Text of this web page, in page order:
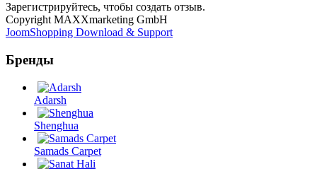
Зарегистрируйтесь, чтобы создать отзыв.
Copyright MAXXmarketing GmbH
JoomShopping Download & Support
Бренды
Adarsh
Shenghua
Samads Carpet